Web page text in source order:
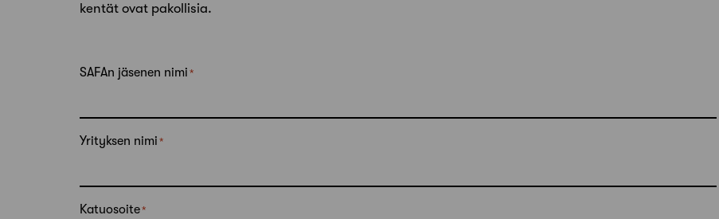
kentät ovat pakollisia.
SAFAn jäsenen nimi
Yrityksen nimi
Katuosoite